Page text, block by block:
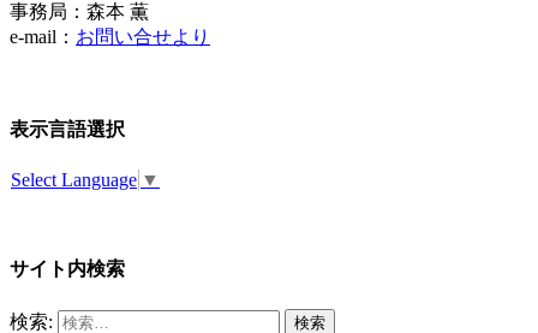
事務局：森本 薫
e-mail： お問い合せより
表示言語選択
Select Language ▼
サイト内検索
検索: